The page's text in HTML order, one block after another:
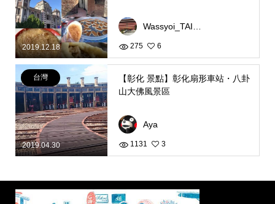
2019.12.18 275 6
2019.04.30
台灣
【彰化 景點】彰化扇形車站・八卦
山大佛風景區
Aya
1131 3